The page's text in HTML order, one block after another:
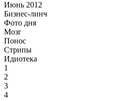
Июнь 2012
Бизнес-линч
Фото дня
Мозг
Понос
Стрипы
Идиотека
1
2
3
4